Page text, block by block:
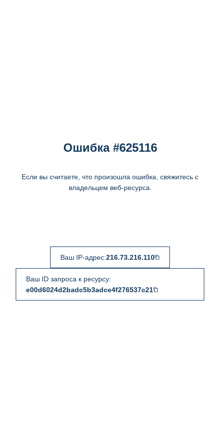
Ошибка #625116
Если вы считаете, что произошла ошибка, свяжитесь с
владельцем веб-ресурса.
Ваш IP-адрес:216.73.216.110
Ваш ID запроса к ресурсу:
e00d6024d2badc5b3adce4f276537c21